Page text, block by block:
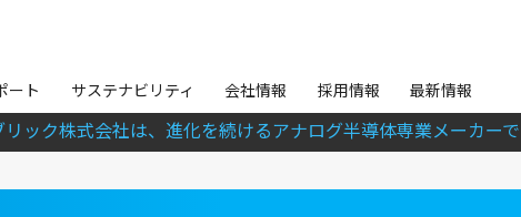
ート サステナビリティ 会社情報 採用情報 最新情報
リック株式会社は、進化を続けるアナログ半導体専業メーカーで